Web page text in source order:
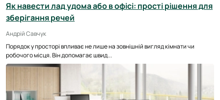
Як навести лад удома або в офісі: прості рішення для
зберігання речей
Андрій Савчук
Порядок у просторі впливає не лише на зовнішній вигляд кімнати чи
робочого місця. Він допомагає швид...